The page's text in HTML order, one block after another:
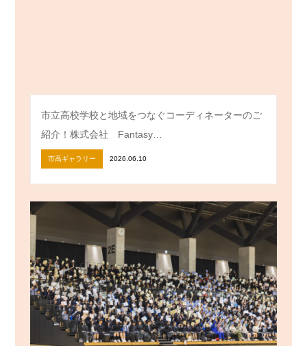
市立高校学校と地域をつなぐコーディネーターのご
紹介！株式会社 Fantasy…
市高ギャラリー 2026.06.10